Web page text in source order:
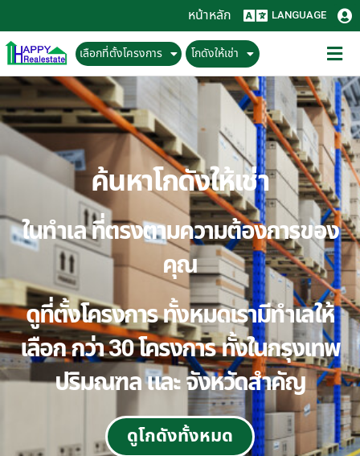
หน้าหลัก LANGUAGE
เลือกที่ตั้งโครงการ โกดังให้เช่า
ค้นหาโกดังให้เช่า
ในทำเล ที่ตรงตามความต้องการของ
คุณ
ดูที่ตั้งโครงการ ทั้งหมดเรามีทำเลให้
เลือก กว่า 30 โครงการ ทั้งในกรุงเทพ
ปริมณฑล และ จังหวัดสำคัญ
ดูโกดังทั้งหมด